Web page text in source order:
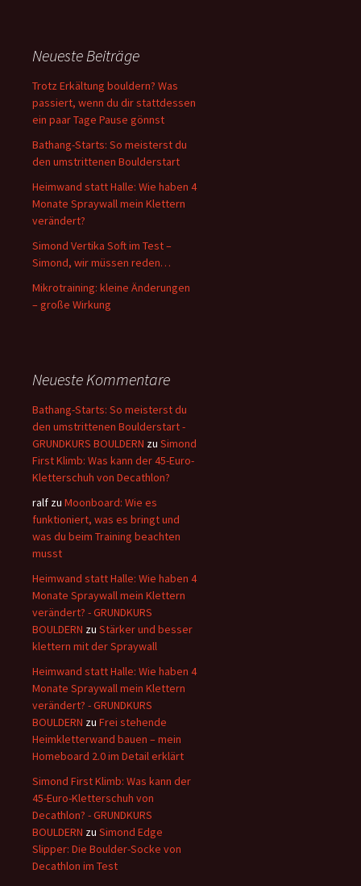
Neueste Beiträge
Trotz Erkältung bouldern? Was
passiert, wenn du dir stattdessen
ein paar Tage Pause gönnst
Bathang-Starts: So meisterst du
den umstrittenen Boulderstart
Heimwand statt Halle: Wie haben 4
Monate Spraywall mein Klettern
verändert?
Simond Vertika Soft im Test –
Simond, wir müssen reden…
Mikrotraining: kleine Änderungen
– große Wirkung
Neueste Kommentare
Bathang-Starts: So meisterst du
den umstrittenen Boulderstart -
GRUNDKURS BOULDERN zu Simond
First Klimb: Was kann der 45-Euro-
Kletterschuh von Decathlon?
ralf zu Moonboard: Wie es
funktioniert, was es bringt und
was du beim Training beachten
musst
Heimwand statt Halle: Wie haben 4
Monate Spraywall mein Klettern
verändert? - GRUNDKURS
BOULDERN zu Stärker und besser
klettern mit der Spraywall
Heimwand statt Halle: Wie haben 4
Monate Spraywall mein Klettern
verändert? - GRUNDKURS
BOULDERN zu Frei stehende
Heimkletterwand bauen – mein
Homeboard 2.0 im Detail erklärt
Simond First Klimb: Was kann der
45-Euro-Kletterschuh von
Decathlon? - GRUNDKURS
BOULDERN zu Simond Edge
Slipper: Die Boulder-Socke von
Decathlon im Test